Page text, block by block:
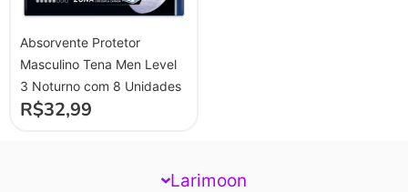
Absorvente Protetor
Masculino Tena Men Level
3 Noturno com 8 Unidades
R$32,99
Larimoon